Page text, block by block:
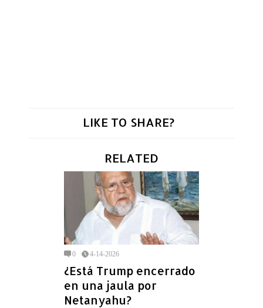
LIKE TO SHARE?
RELATED
0 4-14-2026
¿Está Trump encerrado
en una jaula por
Netanyahu?